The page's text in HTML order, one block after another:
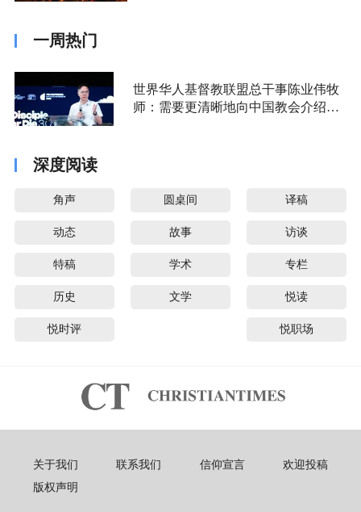
一周热门
世界华人基督教联盟总干事陈业伟牧
师：需要更清晰地向中国教会介绍福
深度阅读
角声 圆桌间 译稿
动态 故事 访谈
特稿 学术 专栏
历史 文学 悦读
悦时评 悦职场
关于我们 联系我们 信仰宣言
欢迎投稿
版权声明